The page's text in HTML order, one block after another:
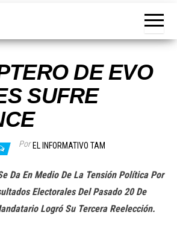
DE EVO
SUFRE
Por EL INFORMATIVO TAM
Da En Medio De La Tensión Política Por
Electorales Del Pasado 20 De
Logró Su Tercera Reelección.